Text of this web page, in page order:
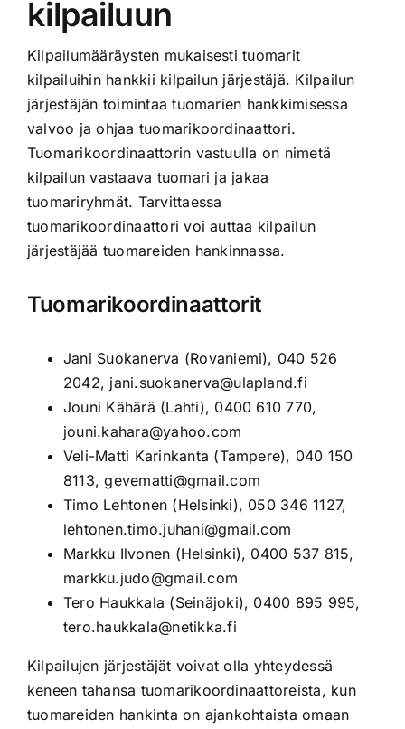
kilpailuun
Kilpailumääräysten mukaisesti tuomarit
kilpailuihin hankkii kilpailun järjestäjä. Kilpailun
järjestäjän toimintaa tuomarien hankkimisessa
valvoo ja ohjaa tuomarikoordinaattori.
Tuomarikoordinaattorin vastuulla on nimetä
kilpailun vastaava tuomari ja jakaa
tuomariryhmät. Tarvittaessa
tuomarikoordinaattori voi auttaa kilpailun
järjestäjää tuomareiden hankinnassa.
Tuomarikoordinaattorit
Jani Suokanerva (Rovaniemi), 040 526
2042, jani.suokanerva@ulapland.fi
Jouni Kähärä (Lahti), 0400 610 770,
jouni.kahara@yahoo.com
Veli-Matti Karinkanta (Tampere), 040 150
8113,gevematti@gmail.com
Timo Lehtonen (Helsinki), 050 346 1127,
lehtonen.timo.juhani@gmail.com
Markku Ilvonen (Helsinki), 0400 537 815,
markku.judo@gmail.com
Tero Haukkala (Seinäjoki), 0400 895 995,
tero.haukkala@netikka.fi
Kilpailujen järjestäjät voivat olla yhteydessä
keneen tahansa tuomarikoordinaattoreista, kun
tuomareiden hankinta on ajankohtaista omaan